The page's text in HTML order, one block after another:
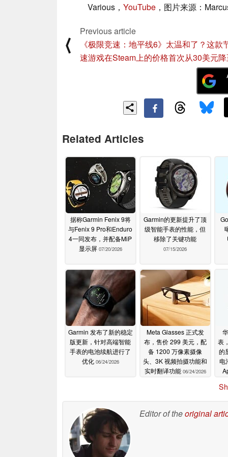
Various， YouTube ，图片来源：
⟨
Previous article
《极限竞速：地平线6》太温和了？这款
速游戏在Steam上的价格首次从30美元
Related Articles
据称Garmin Fenix 9将
与Fenix 9 Pro和Enduro
4一同发布，并配备MiP
显示屏 07/20/2026
Garmin的更新提升了顶
级智能手表的性能，但
移除了关键功能
07/15/2026
Garmin 发布了新的稳定
版更新，针对高端智能
手表的电池续航进行了
优化 06/24/2026
Meta Glasses 正式发
布，售价 299 美元，配
备 1200 万像素摄像
头、3K 视频拍摄功能和
实时翻译功能 06/24/2026
表
的
电
Editor of theoriginal